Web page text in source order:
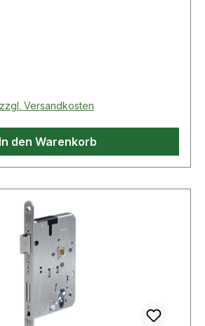
· Feuerschutzeignung · 1-tourig
vorgerichtet für Profilzylinder ·
· Entfernung 72 mm ·
235 mm · allseitig
technische
Stahl· Norm: DIN 18250·
20mm· Falle: Stahl
Versandkosten
In den Warenkorb